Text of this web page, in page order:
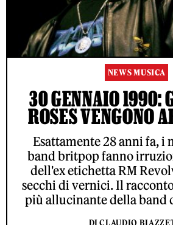
NEWS MUSICA
30 GENNAIO 1990:
ROSES VENGONO
Esattamente 28 anni fa, i
band britpop fanno
dell'ex etichetta RM
secchi di vernici. Il
più allucinante della band